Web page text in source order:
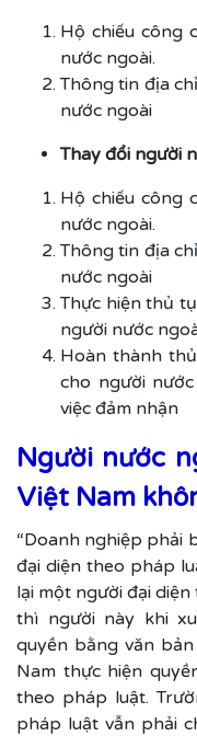
Hộ chiếu công
nước ngoài.
Thông tin địa
nước ngoài
Thay đổi người
Hộ chiếu công
nước ngoài.
Thông tin địa
nước ngoài
Thực hiện thủ
người nước
Hoàn thành
cho người
việc đảm nhận
Người nước
Việt Nam
“Doanh nghiệp phải
đại diện theo pháp
lại một người đại
thì người này khi
quyền bằng văn
Nam thực hiện
theo pháp luật.
pháp luật vẫn phải